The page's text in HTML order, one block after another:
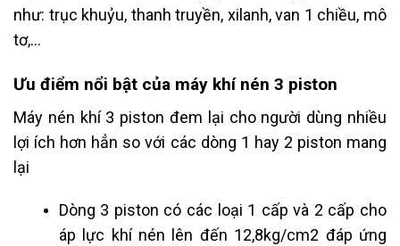
như: trục khuỷu, thanh truyền, xilanh, van 1 chiều, mô
tơ,…
Ưu điểm nổi bật của máy khí nén 3 piston
Máy nén khí 3 piston đem lại cho người dùng nhiều
lợi ích hơn hẳn so với các dòng 1 hay 2 piston mang
lại
Dòng 3 piston có các loại 1 cấp và 2 cấp cho
áp lực khí nén lên đến 12,8kg/cm2 đáp ứng